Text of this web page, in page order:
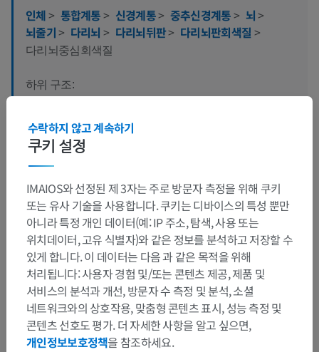
인체> 통합계통> 신경계통> 중추신경계통> 뇌>
뇌줄기> 다리뇌> 다리뇌뒤판> 다리뇌판회색질 >
다리뇌중심회색질
하위 구조:
뒤뒤판핵
문제를 발견하셨나요?
수정이나, 번역 또는 콘텐츠 개선에 제안이 있으면 언제든
연락 주세요.
문제 보고
쿠키 설정
수락하지 않고 계속하기
IMAIOS와 선정된 제 3자는 주로 방문자 측정을 위해 쿠키
또는 유사 기술을 사용합니다. 쿠키는 디바이스의 특성 뿐만
아니라 특정 개인 데이터(예: IP 주소, 탐색, 사용 또는
위치데이터, 고유 식별자)와 같은 정보를 분석하고 저장할 수
있게 합니다. 이 데이터는 다음 과 같은 목적을 위해
처리됩니다: 사용자 경험 및/또는 콘텐츠 제공, 제품 및
서비스의 분석과 개선, 방문자 수 측정 및 분석, 소셜
네트워크와의 상호작용, 맞춤형 콘텐츠 표시, 성능 측정 및
콘텐츠 선호도 평가. 더 자세한 사항을 알고 싶으면,
개인정보보호정책을 참조하세요.